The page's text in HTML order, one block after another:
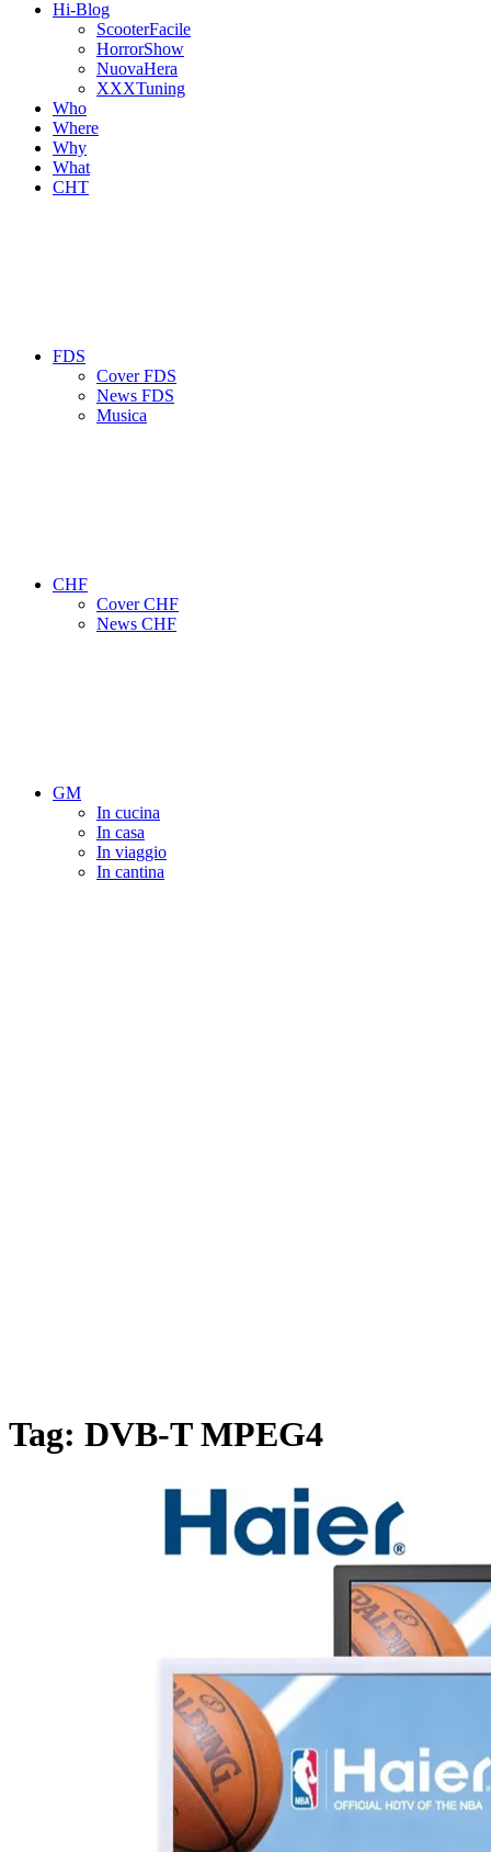
Hi-Blog
ScooterFacile
HorrorShow
NuovaHera
XXXTuning
Who
Where
Why
What
CHT
FDS
Cover FDS
News FDS
Musica
CHF
Cover CHF
News CHF
GM
In cucina
In casa
In viaggio
In cantina
Tag: DVB-T MPEG4